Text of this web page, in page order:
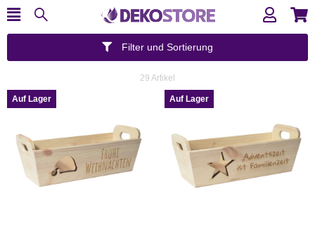
Filter und Sortierung
29 Artikel
Auf Lager Auf Lager